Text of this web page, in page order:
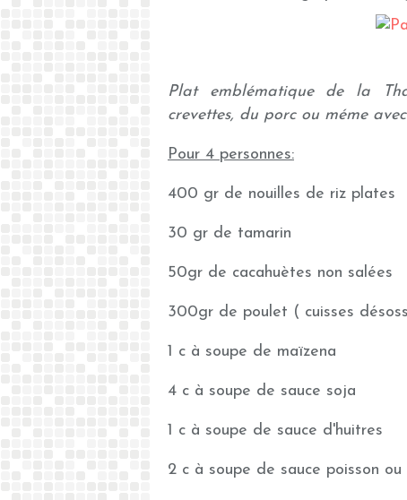
Plat emblématique de la
crevettes, du porc ou méme
Pour 4 personnes:
400 gr de nouilles de riz plates
30 gr de tamarin
50gr de cacahuètes non salées
300gr de poulet ( cuisses
1 c à soupe de maïzena
4 c à soupe de sauce soja
1 c à soupe de sauce d'huitres
2 c à soupe de sauce poisson ou